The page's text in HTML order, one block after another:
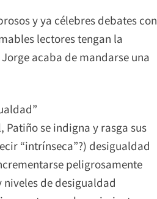
y ya célebres debates con
lectores tengan la
acaba de mandarse una
se indigna y rasga sus
“intrínseca”?) desigualdad
peligrosamente
de desigualdad